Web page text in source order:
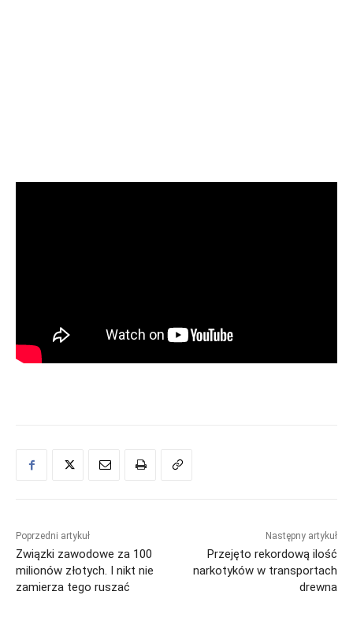
Poprzedni artykuł
Związki zawodowe za 100
milionów złotych. I nikt nie
zamierza tego ruszać
Następny artykuł
Przejęto rekordową ilość
narkotyków w transportach
drewna